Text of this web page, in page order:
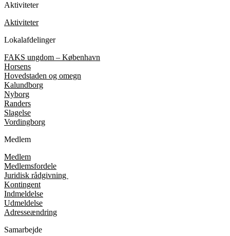
Aktiviteter
Aktiviteter
Lokalafdelinger
FAKS ungdom – København
Horsens
Hovedstaden og omegn
Kalundborg
Nyborg
Randers
Slagelse
Vordingborg
Medlem
Medlem
Medlemsfordele
Juridisk rådgivning
Kontingent
Indmeldelse
Udmeldelse
Adresseændring
Samarbejde